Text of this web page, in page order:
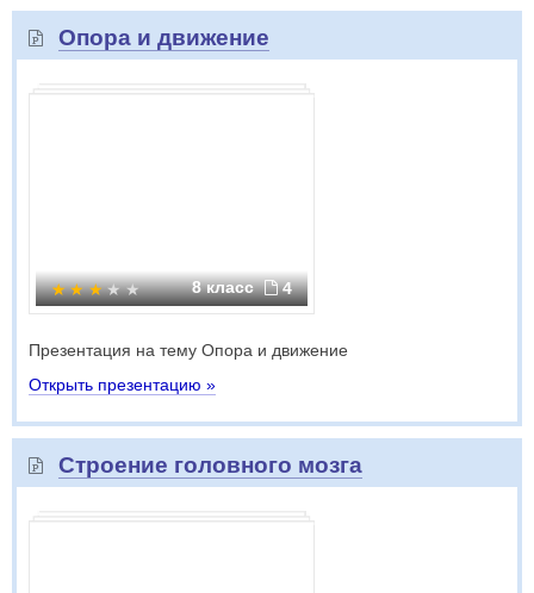
Опора и движение
8 класс 4
Презентация на тему Опора и движение
Открыть презентацию »
Строение головного мозга